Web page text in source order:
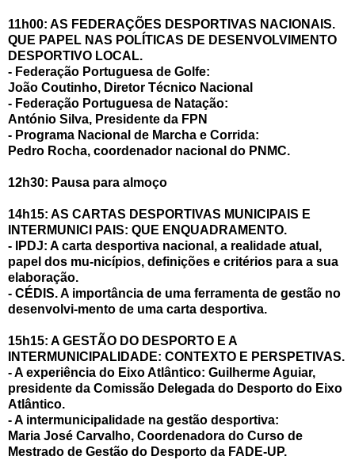
11h00: AS FEDERAÇÕES DESPORTIVAS NACIONAIS.
QUE PAPEL NAS POLÍTICAS DE DESENVOLVIMENTO
DESPORTIVO LOCAL.
- Federação Portuguesa de Golfe:
João Coutinho, Diretor Técnico Nacional
- Federação Portuguesa de Natação:
António Silva, Presidente da FPN
- Programa Nacional de Marcha e Corrida:
Pedro Rocha, coordenador nacional do PNMC.
12h30: Pausa para almoço
14h15: AS CARTAS DESPORTIVAS MUNICIPAIS E
INTERMUNICI PAIS: QUE ENQUADRAMENTO.
- IPDJ: A carta desportiva nacional, a realidade atual,
papel dos mu-nicípios, definições e critérios para a sua
elaboração.
- CÉDIS. A importância de uma ferramenta de gestão no
desenvolvi-mento de uma carta desportiva.
15h15: A GESTÃO DO DESPORTO E A
INTERMUNICIPALIDADE: CONTEXTO E PERSPETIVAS.
- A experiência do Eixo Atlântico: Guilherme Aguiar,
presidente da Comissão Delegada do Desporto do Eixo
Atlântico.
- A intermunicipalidade na gestão desportiva:
Maria José Carvalho, Coordenadora do Curso de
Mestrado de Gestão do Desporto da FADE-UP.